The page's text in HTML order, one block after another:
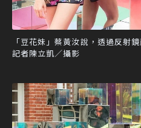
「豆花妹」蔡黃汝說，透過反射
記者陳立凱／攝影